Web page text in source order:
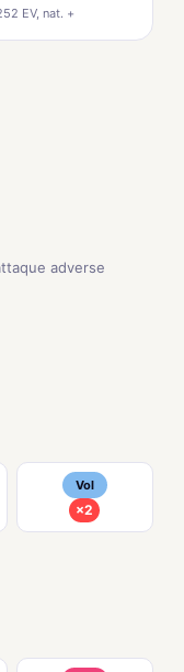
EV, nat. +
adverse
Vol
×2